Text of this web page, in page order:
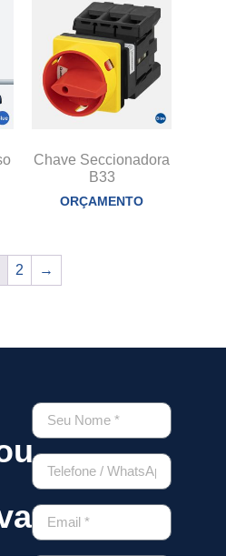
Chave Seccionadora
B33
ORÇAMENTO
2 →